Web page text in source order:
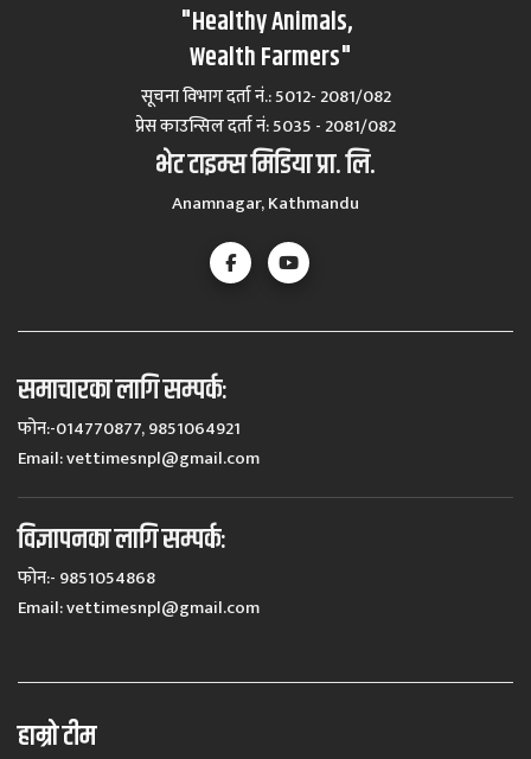
"Healthy Animals,
Wealth Farmers"
सूचना विभाग दर्ता नं.: 5012- 2081/082
प्रेस काउन्सिल दर्ता नं‍: 5035 - 2081/082
भेट टाइम्स मिडिया प्रा. लि.
Anamnagar, Kathmandu
समाचारका लागि सम्पर्कः
फोन:-014770877, 9851064921
Email:vettimesnpl@gmail.com
विज्ञापनका लागि सम्पर्कः
फोन:- 9851054868
Email:vettimesnpl@gmail.com
हाम्रो टीम